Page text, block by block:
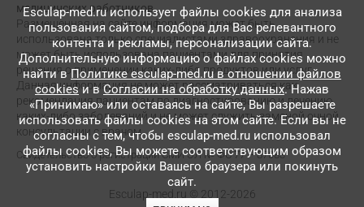
медицинских работников.
Размещенная на сайте информация может быть
использована только специалистами здравоохранения и не
может быть использована пациентами для принятия
решения о применении каких-либо продуктов или услуг.
Данная информация не может рассматриваться как
рекомендация пациентам по диагностированию и лечению
каких-либо заболеваний и не может служить заменой очной
консультации с врачом.
Свидетельство о регистрации СМИЭЛ № ФС 77 – 87083
Esculap-med.ru © 2012-2026
Esculap-med.ru использует файлы сookies для анализа
пользования сайтом, подбора для Вас релевантного
контента и рекламы, персонализации сайта.
Дополнительную информацию о файлах cookies можно
найти вПолитике esculap-med.ru в отношении файлов
cookiesи вСогласии на обработку данных. Нажав
«Принимаю» или оставаясь на сайте, Вы разрешаете
использовать файлы cookies на этом сайте. Если вы не
согласны с тем, чтобы esculap-med.ru использовал
файлы сookies, Вы можете соответствующим образом
установить настройки Вашего браузера или покинуть
сайт.